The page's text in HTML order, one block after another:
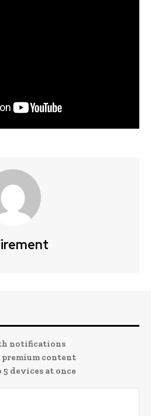
notifications
premium content
devices at once